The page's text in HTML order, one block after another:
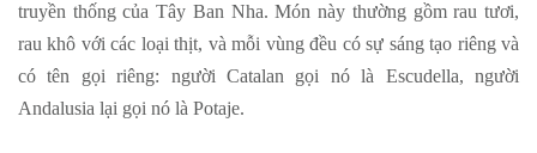
truyền thống của Tây Ban Nha. Món này thường gồm rau tươi,
rau khô với các loại thịt, và mỗi vùng đều có sự sáng tạo riêng và
có tên gọi riêng: người Catalan gọi nó là Escudella, người
Andalusia lại gọi nó là Potaje.